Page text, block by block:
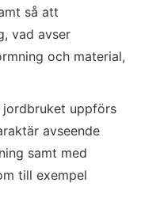
så att
vad avser
och material,
uppförs
avseende
samt med
till exempel